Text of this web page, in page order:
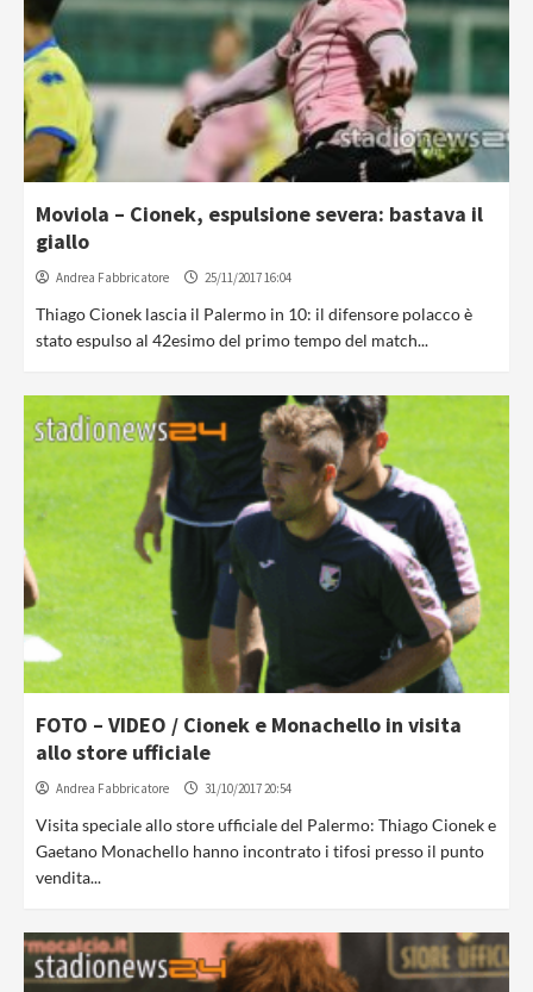
Moviola – Cionek, espulsione severa: bastava il
giallo
Andrea Fabbricatore 25/11/2017 16:04
Thiago Cionek lascia il Palermo in 10: il difensore polacco è
stato espulso al 42esimo del primo tempo del match...
FOTO – VIDEO / Cionek e Monachello in visita
allo store ufficiale
Andrea Fabbricatore 31/10/2017 20:54
Visita speciale allo store ufficiale del Palermo: Thiago Cionek e
Gaetano Monachello hanno incontrato i tifosi presso il punto
vendita...